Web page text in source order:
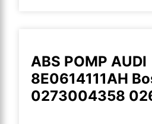
ABS POMP AUDI
8E0614111AH
0273004358